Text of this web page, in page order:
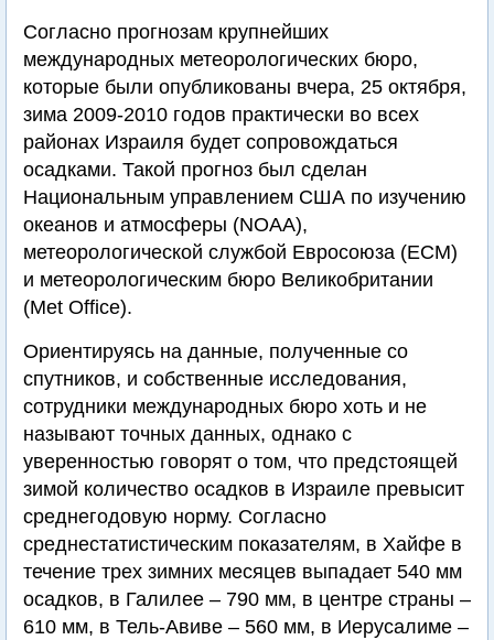
Согласно прогнозам крупнейших
международных метеорологических бюро,
которые были опубликованы вчера, 25 октября,
зима 2009-2010 годов практически во всех
районах Израиля будет сопровождаться
осадками. Такой прогноз был сделан
Национальным управлением США по изучению
океанов и атмосферы (NOAA),
метеорологической службой Евросоюза (ECM)
и метеорологическим бюро Великобритании
(Met Office).
Ориентируясь на данные, полученные со
спутников, и собственные исследования,
сотрудники международных бюро хоть и не
называют точных данных, однако с
уверенностью говорят о том, что предстоящей
зимой количество осадков в Израиле превысит
среднегодовую норму. Согласно
среднестатистическим показателям, в Хайфе в
течение трех зимних месяцев выпадает 540 мм
осадков, в Галилее – 790 мм, в центре страны –
610 мм, в Тель-Авиве – 560 мм, в Иерусалиме –